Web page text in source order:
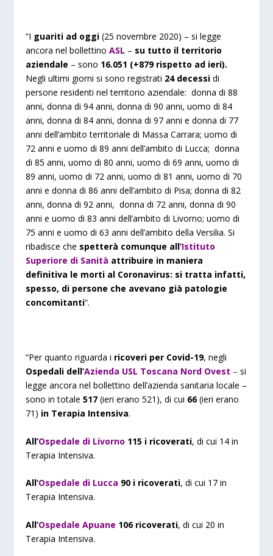
“I guariti ad oggi (25 novembre 2020) – si legge
ancora nel bollettinoASL – su tutto il territorio
aziendale – sono 16.051 (+879 rispetto ad ieri).
Negli ultimi giorni si sono registrati 24decessi di
persone residenti nel territorio aziendale: donna di 88
anni, donna di 94 anni, donna di 90 anni, uomo di 84
anni, donna di 84 anni, donna di 97 anni e donna di 77
anni dell’ambito territoriale di Massa Carrara; uomo di
72 anni e uomo di 89 anni dell’ambito di Lucca; donna
di 85 anni, uomo di 80 anni, uomo di 69 anni, uomo di
89 anni, uomo di 72 anni, uomo di 81 anni, uomo di 70
anni e donna di 86 anni dell’ambito di Pisa; donna di 82
anni, donna di 92 anni, donna di 72 anni, donna di 90
anni e uomo di 83 anni dell’ambito di Livorno; uomo di
75 anni e uomo di 63 anni dell’ambito della Versilia. Si
ribadisce che spetterà comunque all’Istituto
Superiore di Sanità attribuire in maniera
definitiva le morti al Coronavirus: si tratta infatti,
spesso, di persone che avevano già patologie
concomitanti“.
“Per quanto riguarda i ricoveri per Covid-19, negli
Ospedali dell’Azienda USL Toscana Nord Ovest – si
legge ancora nel bollettino dell’azienda sanitaria locale –
sono in totale517(ieri erano 521), di cui 66(ieri erano
71) in Terapia Intensiva.
All’Ospedale di Livorno 115 i ricoverati, di cui 14 in
Terapia Intensiva.
All’Ospedale di Lucca 90 i ricoverati, di cui 17 in
Terapia Intensiva.
All’Ospedale Apuane 106 ricoverati, di cui 20 in
Terapia Intensiva.